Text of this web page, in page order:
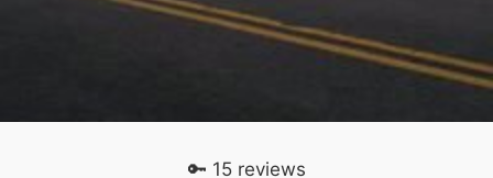
🔑 15 reviews